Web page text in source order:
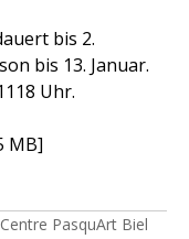
bis 2.
bis 13. Januar.
Uhr.
MB]
PasquArt Biel